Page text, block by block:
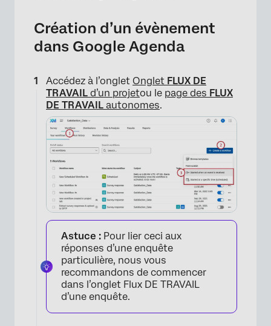
×
×
Création d’un évènement
dans Google Agenda
Accédez à l’onglet Onglet FLUX DE
TRAVAIL d’un projetou le page des FLUX
DE TRAVAIL autonomes.
Astuce : Pour lier ceci aux
réponses d’une enquête
particulière, nous vous
recommandons de commencer
dans l’onglet Flux DE TRAVAIL
d’une enquête.